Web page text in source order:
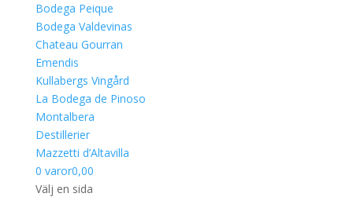
Bodega Peique
Bodega Valdevinas
Chateau Gourran
Emendis
Kullabergs Vingård
La Bodega de Pinoso
Montalbera
Destillerier
Mazzetti d’Altavilla
0 varor0,00
Välj en sida